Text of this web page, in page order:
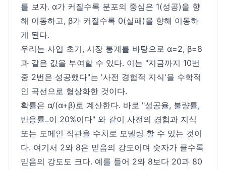
x)β-1
를 보자. α가 커질수록 분포의 중심은 1(성공)을 향
해 이동하고, β가 커질수록 0(실패)을 향해 이동하
게 된다.
우리는 사업 초기, 시장 통계를 바탕으로 α=2, β=8
과 같은 값을 부여할 수 있다. 이는 "지금까지 10번
중 2번은 성공했다"는 '사전 경험적 지식'을 수학적
인 곡선으로 형상화한 것이다.
확률은 α/(α+β)로 계산한다. 바로 "성공율, 불량률,
반응률..이 20%이다" 와 같이 사전의 경험과 지식
또는 도메인 직관을 수치로 모델링 할 수 있는 것이
다. 여기서 2와 8은 믿음의 강도이며 숫자가 클수록
믿음의 강도도 크다. 예를 들어 2와 8보다 20과 80